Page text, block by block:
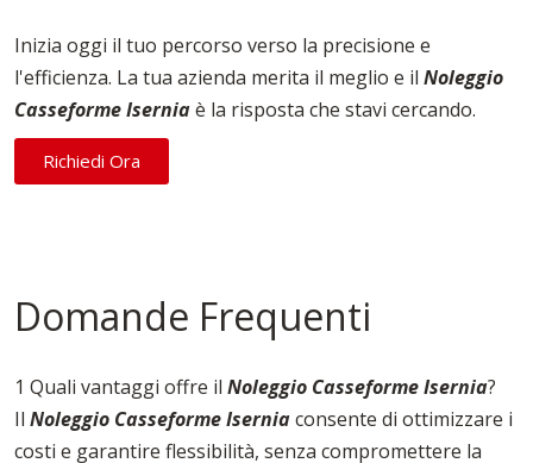
Inizia oggi il tuo percorso verso la precisione e
l'efficienza. La tua azienda merita il meglio e il Noleggio
Casseforme Iserniaè la risposta che stavi cercando.
Richiedi Ora
Domande Frequenti
1 Quali vantaggi offre il Noleggio Casseforme Isernia?
Il Noleggio Casseforme Iserniaconsente di ottimizzare i
costi e garantire flessibilità, senza compromettere la